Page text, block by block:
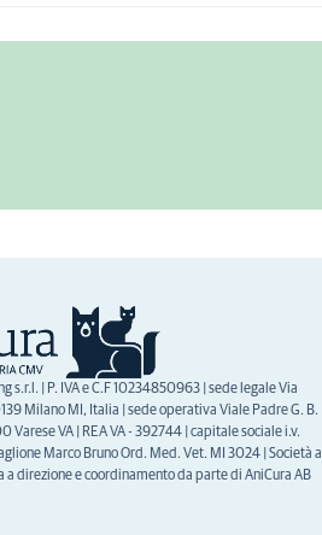
s.r.l. | P. IVA e C.F 10234850963 | sede legale Via
Milano MI, Italia | sede operativa Viale Padre G. B.
Varese VA | REA VA - 392744 | capitale sociale i.v.
Marco Bruno Ord. Med. Vet. MI 3024 | Società a
a direzione e coordinamento da parte di AniCura AB